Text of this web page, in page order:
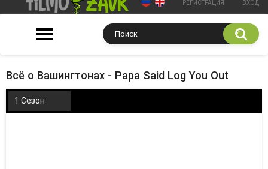
РЕГИСТРАЦИЯ ВХОД
Всё о Вашингтонах - Papa Said Log You Out
1 Сезон